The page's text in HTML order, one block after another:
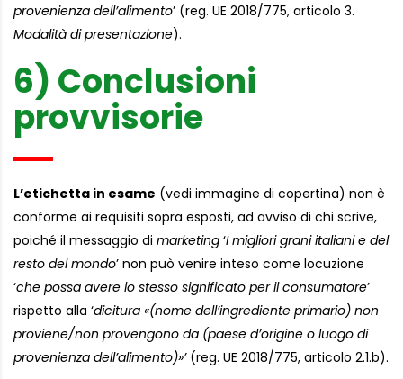
provenienza dell’alimento’ (reg. UE 2018/775, articolo 3.
Modalità di presentazione).
6) Conclusioni
provvisorie
L’etichetta in esame (vedi immagine di copertina) non è
conforme ai requisiti sopra esposti, ad avviso di chi scrive,
poiché il messaggio di marketing ‘I migliori grani italiani e del
resto del mondo’ non può venire inteso come locuzione
‘che possa avere lo stesso significato per il consumatore’
rispetto alla ‘dicitura «(nome dell’ingrediente primario) non
proviene/non provengono da (paese d’origine o luogo di
provenienza dell’alimento)»’(reg. UE 2018/775, articolo 2.1.b).